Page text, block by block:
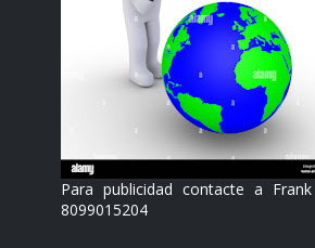
Para publicidad contacte a
8099015204